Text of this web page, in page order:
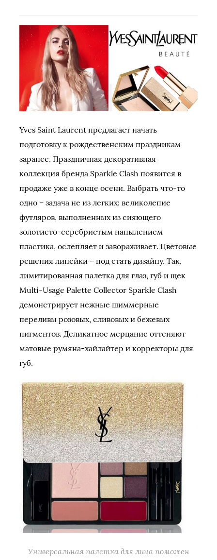
Yves Saint Laurent предлагает начать
подготовку к рождественским праздникам
заранее. Праздничная декоративная
коллекция бренда Sparkle Clash появится в
продаже уже в конце осени. Выбрать что-то
одно – задача не из легких: великолепие
футляров, выполненных из сияющего
золотисто-серебристым напылением
пластика, ослепляет и завораживает. Цветовые
решения линейки – под стать дизайну. Так,
лимитированная палетка для глаз, губ и щек
Multi-Usage Palette Collector Sparkle Clash
демонстрирует нежные шиммерные
переливы розовых, сливовых и бежевых
пигментов. Деликатное мерцание оттеняют
матовые румяна-хайлайтер и корректоры для
губ.
Универсальная палетка для лица поможен